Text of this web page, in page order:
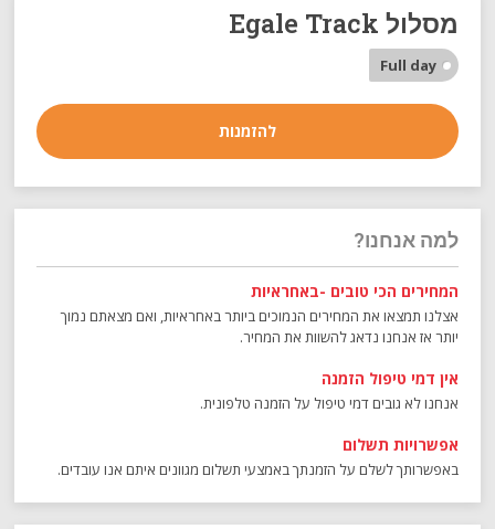
מסלול Egale Track
Full day
להזמנות
למה אנחנו?
המחירים הכי טובים -באחראיות
אצלנו תמצאו את המחירים הנמוכים ביותר באחראיות, ואם מצאתם נמוך
יותר אז אנחנו נדאג להשוות את המחיר.
אין דמי טיפול הזמנה
אנחנו לא גובים דמי טיפול על הזמנה טלפונית.
אפשרויות תשלום
באפשרותך לשלם על הזמנתך באמצעי תשלום מגוונים איתם אנו עובדים.